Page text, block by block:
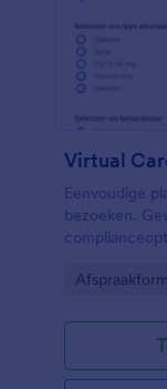
Virtual
Eenvoudige
bezoeken.
vereist.
Go to